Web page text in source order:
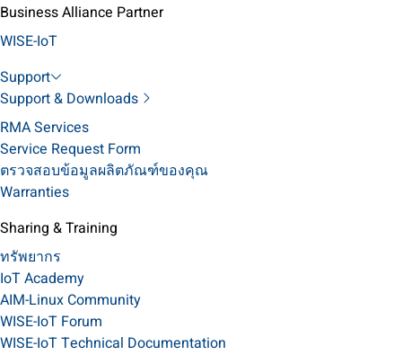
Business Alliance Partner
WISE-IoT
Support
Support & Downloads
RMA Services
Service Request Form
ตรวจสอบข้อมูลผลิตภัณฑ์ของคุณ
Warranties
Sharing & Training
ทรัพยากร
IoT Academy
AIM-Linux Community
WISE-IoT Forum
WISE-IoT Technical Documentation